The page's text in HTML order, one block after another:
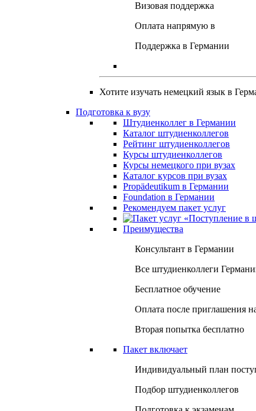
Визовая поддержка
Оплата напрямую в
Поддержка в Германии
Хотите изучать немецкий язык в
Подготовка к вузу
Штудиенколлег в Германии
Каталог штудиенколлегов
Рейтинг штудиенколлегов
Курсы штудиенколлегов
Курсы немецкого при вузах
Каталог курсов при вузах
Propädeutikum в Германии
Foundation в Германии
Рекомендуем пакет услуг
Преимущества
Консультант в Германии
Все штудиенколлеги
Бесплатное обучение
Оплата после приглашения
Вторая попытка бесплатно
Пакет включает
Индивидуальный план
Подбор штудиенколлегов